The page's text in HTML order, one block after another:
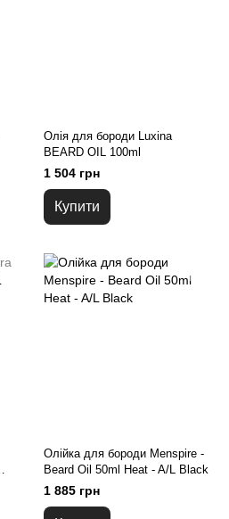
Олія для бороди Luxina
BEARD OIL 100ml
1 504 грн
Купити
Олійка для бороди Menspire -
Beard Oil 50ml Heat - A/L Black
1 885 грн